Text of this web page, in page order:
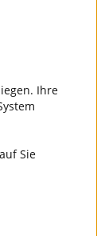
Ihre
Sie